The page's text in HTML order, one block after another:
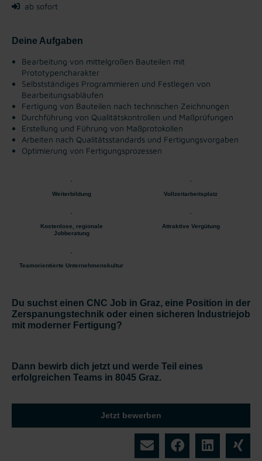
ab sofort
Deine Aufgaben
Bearbeitung von mittelgroßen Bauteilen mit
Prototypencharakter
Selbstständiges Programmieren und Festlegen von
Bearbeitungsabläufen
Fertigung von Bauteilen nach technischen Zeichnungen
Durchführung von Qualitätskontrollen und Maßprüfungen
Erstellung und Führung von Maßprotokollen
Arbeiten nach Qualitätsstandards und Fertigungsvorgaben
Optimierung von Fertigungsprozessen
Weiterbildung Vollzeitarbeitsplatz
Kostenlose, regionale
Jobberatung
Attraktive Vergütung
Teamorientierte Unternehmenskultur
Du suchst einen CNC Job in Graz, eine Position in der
Zerspanungstechnik oder einen sicheren Industriejob
mit moderner Fertigung?
Dann bewirb dich jetzt und werde Teil eines
erfolgreichen Teams in 8045 Graz.
Jetzt bewerben